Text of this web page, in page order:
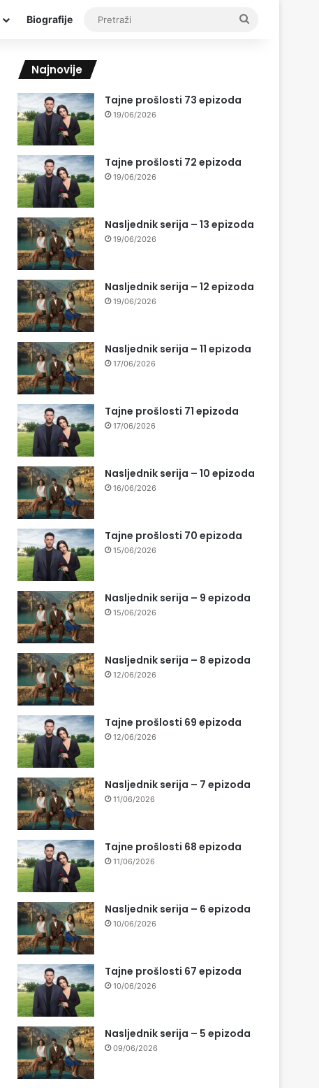
Biografije
Najnovije
Tajne prošlosti 73 epizoda
19/06/2026
Tajne prošlosti 72 epizoda
19/06/2026
Nasljednik serija – 13 epizoda
19/06/2026
Nasljednik serija – 12 epizoda
19/06/2026
Nasljednik serija – 11 epizoda
17/06/2026
Tajne prošlosti 71 epizoda
17/06/2026
Nasljednik serija – 10 epizoda
16/06/2026
Tajne prošlosti 70 epizoda
15/06/2026
Nasljednik serija – 9 epizoda
15/06/2026
Nasljednik serija – 8 epizoda
12/06/2026
Tajne prošlosti 69 epizoda
12/06/2026
Nasljednik serija – 7 epizoda
11/06/2026
Tajne prošlosti 68 epizoda
11/06/2026
Nasljednik serija – 6 epizoda
10/06/2026
Tajne prošlosti 67 epizoda
10/06/2026
Nasljednik serija – 5 epizoda
09/06/2026